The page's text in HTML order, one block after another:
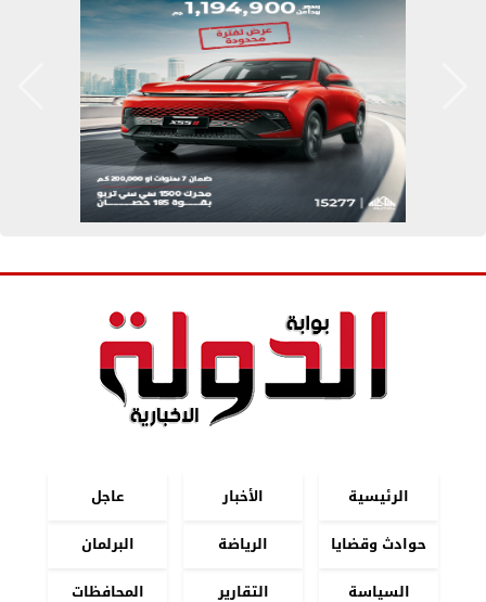
الرئيسية الأخبار
عاجل
حوادث وقضايا
الرياضة
البرلمان
السياسة
التقارير المحافظات